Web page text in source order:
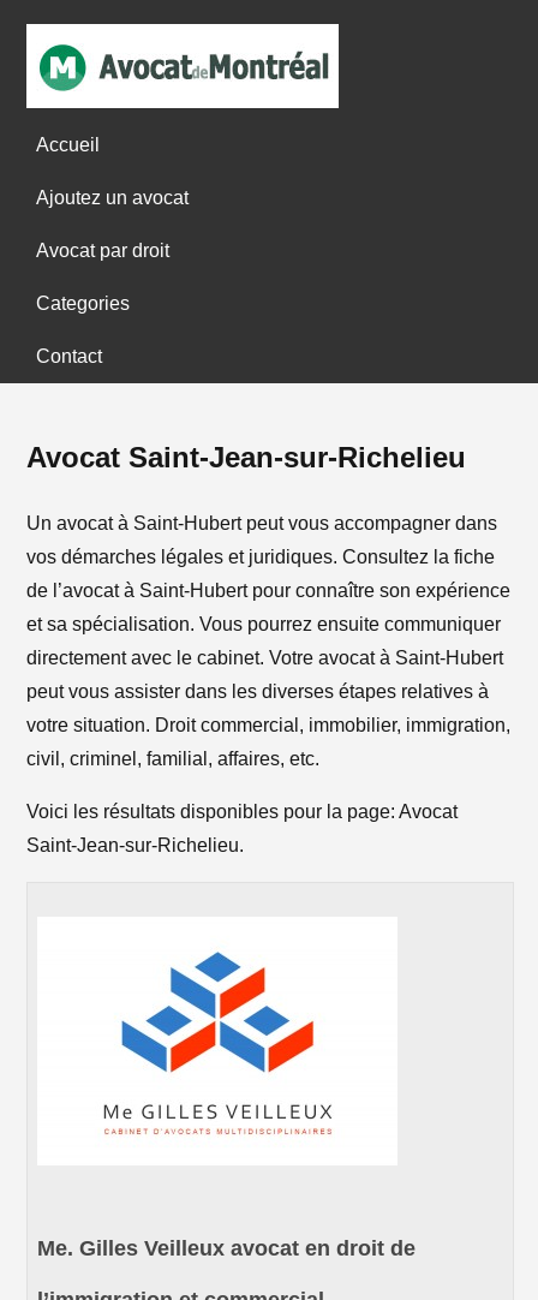
Accueil
Ajoutez un avocat
Avocat par droit
Categories
Contact
Avocat Saint-Jean-sur-Richelieu
Un avocat à Saint-Hubert peut vous accompagner dans
vos démarches légales et juridiques. Consultez la fiche
de l’avocat à Saint-Hubert pour connaître son expérience
et sa spécialisation. Vous pourrez ensuite communiquer
directement avec le cabinet. Votre avocat à Saint-Hubert
peut vous assister dans les diverses étapes relatives à
votre situation. Droit commercial, immobilier, immigration,
civil, criminel, familial, affaires, etc.
Voici les résultats disponibles pour la page: Avocat
Saint-Jean-sur-Richelieu.
Me. Gilles Veilleux avocat en droit de